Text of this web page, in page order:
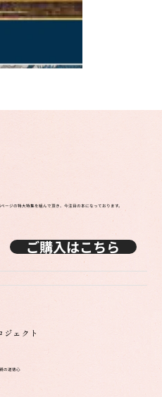
ージの特大特集を組んで頂き、今注目の本になっております。
ご購入はこちら
ジェクト
の道徳心